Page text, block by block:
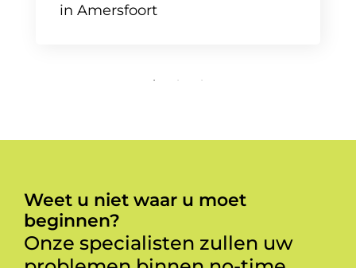
in Amersfoort
Weet u niet waar u moet
beginnen?
Onze specialisten zullen uw